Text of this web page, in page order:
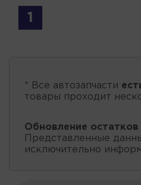
1
* Все автозапчасти
товары проходит
Обновление остатков
Представленные
исключительно